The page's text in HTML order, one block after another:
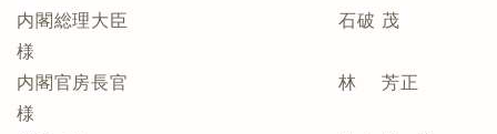
内閣総理大臣 石破 茂
様
内閣官房長官 林 芳正
様